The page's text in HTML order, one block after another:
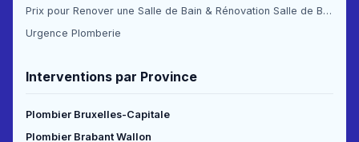
Prix pour Renover une Salle de Bain & Rénovation Salle de Bain Prix
Urgence Plomberie
Interventions par Province
Plombier Bruxelles-Capitale
Plombier Brabant Wallon